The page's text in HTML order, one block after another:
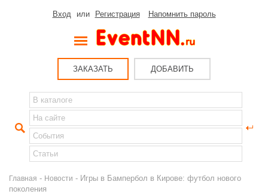
Вход или Регистрация Напомнить пароль
ЗАКАЗАТЬ ДОБАВИТЬ
Главная - Новости - Игры в Бампербол в Кирове: футбол нового
поколения